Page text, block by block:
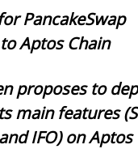
PancakeSwap
Aptos Chain
proposes to
main features
IFO) on Aptos